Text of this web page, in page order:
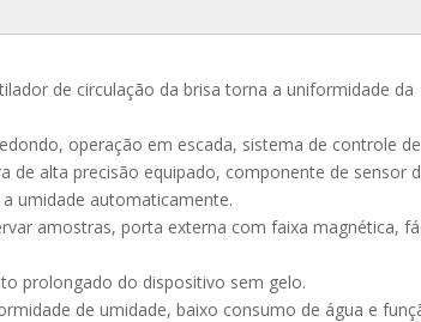
de circulação da brisa torna a uniformidade da
operação em escada, sistema de controle de
alta precisão equipado, componente de sensor
umidade automaticamente.
amostras, porta externa com faixa magnética,
prolongado do dispositivo sem gelo.
de umidade, baixo consumo de água e